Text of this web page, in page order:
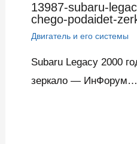
13987-subaru-
chego-podaidet-
Двигатель и его системы
Subaru Legacy 2000
зеркало — ИнФорум…